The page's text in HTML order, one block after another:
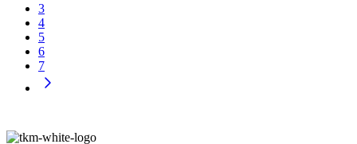
3
4
5
6
7